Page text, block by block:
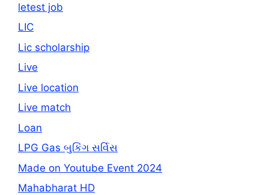
letest job
LIC
Lic scholarship
Live
Live location
Live match
Loan
LPG Gas બુકિંગ સર્વિસ
Made on Youtube Event 2024
Mahabharat HD